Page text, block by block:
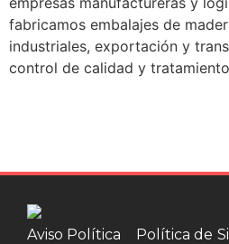
fabricamos embalajes de
industriales, exportación y
control de calidad y
Aviso Política
Política de